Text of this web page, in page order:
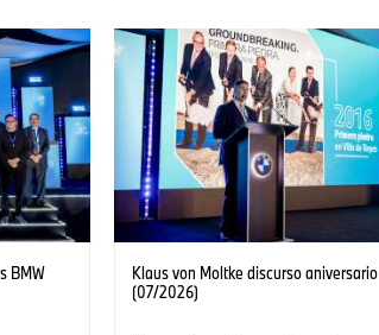
BMW
Klaus von Moltke discurso aniversario
(07/2026)